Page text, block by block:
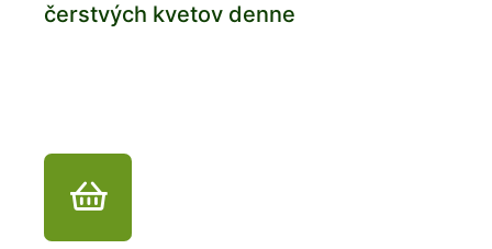
čerstvých kvetov denne